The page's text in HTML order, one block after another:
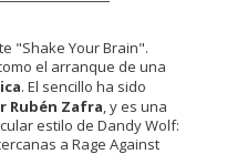
"Shake Your Brain".
el arranque de una
. El sencillo ha sido
Rubén Zafra, y es una
estilo de Dandy Wolf:
a Rage Against